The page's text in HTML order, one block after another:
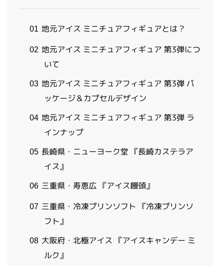
01 地元アイス ミニチュアフィギュアとは？
02 地元アイス ミニチュアフィギュア 第3弾につ
いて
03 地元アイス ミニチュアフィギュア 第3弾 パ
ッケージ＆カプセルデザイン
04 地元アイス ミニチュアフィギュア 第3弾 ラ
インナップ
05 長崎県・ニューヨーク堂 『長崎カステラア
イス』
06 三重県・寿恵広 『アイス饅頭』
07 三重県・冷凍プリンソフト 『冷凍プリンソ
フト』
08 大阪府・北極アイス 『アイスキャンデー ミ
ルク』